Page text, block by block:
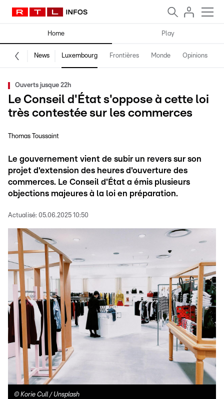
Home Play
News Luxembourg Frontières Monde Opinions
Ouverts jusque 22h
Le Conseil d'État s'oppose à cette loi
très contestée sur les commerces
Thomas Toussaint
Le gouvernement vient de subir un revers sur son
projet d'extension des heures d'ouverture des
commerces. Le Conseil d'État a émis plusieurs
objections majeures à la loi en préparation.
Actualisé: 05.06.2025 10:50
© Korie Cull / Unsplash